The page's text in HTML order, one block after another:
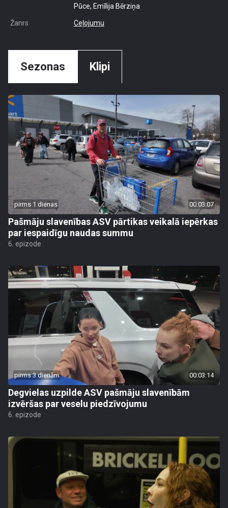
Pūce, Emīlija Bērziņa
Žanrs Ceļojumu
Sezonas Klipi
pirms 1 dienas 00:03:07
Pašmāju slavenības ASV pārtikas veikalā iepērkas
par iespaidīgu naudas summu
6. epizode
pirms 3 dienām 00:03:14
Degvielas uzpilde ASV pašmāju slavenībām
izvēršas par veselu piedzīvojumu
6. epizode